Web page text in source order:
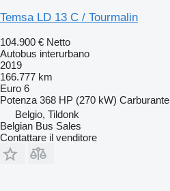
Temsa LD 13 C / Tourmalin
104.900 € Netto
Autobus interurbano
2019
166.777 km
Euro 6
Potenza 368 HP (270 kW) Carburante
Belgio, Tildonk
Belgian Bus Sales
Contattare il venditore